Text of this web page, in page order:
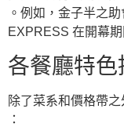
。例如，金子半之
EXPRESS 在開幕
各餐廳特色
除了菜系和價格帶
：